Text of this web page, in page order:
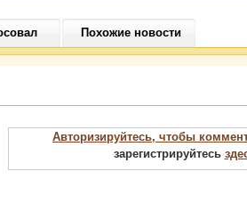
Похожие новости
Авторизируйтесь, чтобы
зарегистрируйтесь